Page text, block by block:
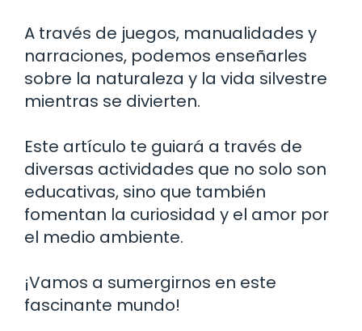
A través de juegos, manualidades y
narraciones, podemos enseñarles
sobre la naturaleza y la vida silvestre
mientras se divierten.
Este artículo te guiará a través de
diversas actividades que no solo son
educativas, sino que también
fomentan la curiosidad y el amor por
el medio ambiente.
¡Vamos a sumergirnos en este
fascinante mundo!